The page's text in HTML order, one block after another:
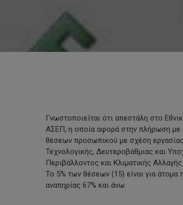
Hit enter to search or ESC to close
Γνωστοποιείται ότι απεστάλη στο
ΑΣΕΠ, η οποία αφορά στην πλήρωση με
θέσεων προσωπικού με σχέση
Τεχνολογικής, Δευτεροβάθμιας και
Περιβάλλοντος και Κλιματικής
Το 5% των θέσεων (15) είναι για
αναπηρίας 67% και άνω.